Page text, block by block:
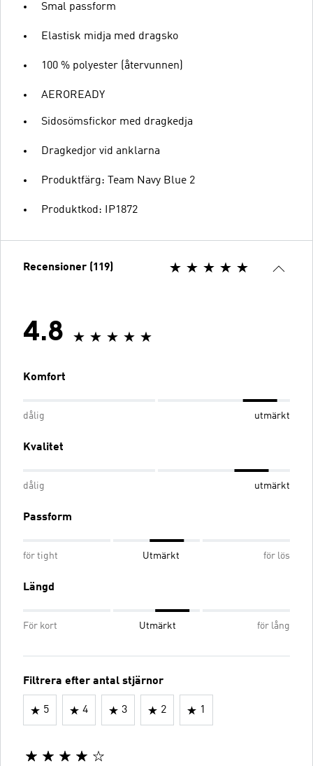
Smal passform
Elastisk midja med dragsko
100 % polyester (återvunnen)
AEROREADY
Sidosömsfickor med dragkedja
Dragkedjor vid anklarna
Produktfärg: Team Navy Blue 2
Produktkod: IP1872
Recensioner (119)
4.8
Komfort
dålig utmärkt
Kvalitet
dålig utmärkt
Passform
för tight Utmärkt för lös
Längd
För kort Utmärkt för lång
Filtrera efter antal stjärnor
5 4 3 2 1